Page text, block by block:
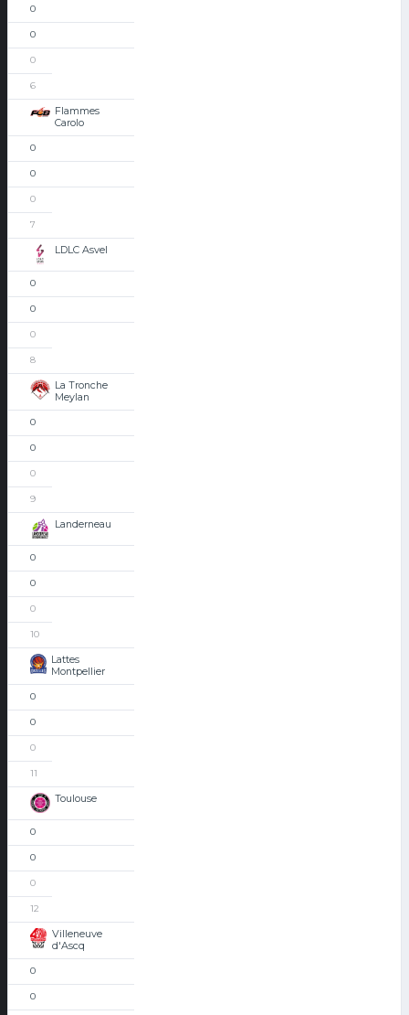
0
0
0
6
Flammes
Carolo
0
0
0
7
LDLC Asvel
0
0
0
8
La Tronche
Meylan
0
0
0
9
Landerneau
0
0
0
10
Lattes
Montpellier
0
0
0
11
Toulouse
0
0
0
12
Villeneuve
d'Ascq
0
0